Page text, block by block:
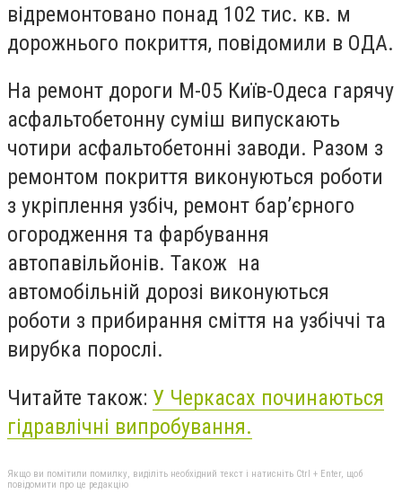
відремонтовано понад 102 тис. кв. м
дорожнього покриття, повідомили в ОДА.
На ремонт дороги М-05 Київ-Одеса гарячу
асфальтобетонну суміш випускають
чотири асфальтобетонні заводи. Разом з
ремонтом покриття виконуються роботи
з укріплення узбіч, ремонт бар’єрного
огородження та фарбування
автопавільйонів. Також на
автомобільній дорозі виконуються
роботи з прибирання сміття на узбіччі та
вирубка порослі.
Читайте також: У Черкасах починаються
гідравлічні випробування.
Якщо ви помітили помилку, виділіть необхідний текст і натисніть Ctrl + Enter, щоб
повідомити про це редакцію